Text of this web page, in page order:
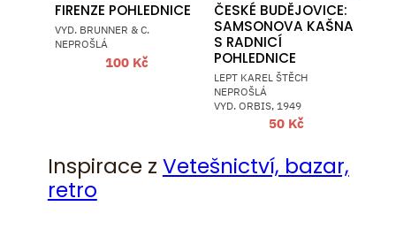
FIRENZE POHLEDNICE
VYD. BRUNNER & C.
NEPROŠLÁ
100 Kč
ČESKÉ BUDĚJOVICE:
SAMSONOVA KAŠNA
S RADNICÍ
POHLEDNICE
LEPT KAREL ŠTĚCH
NEPROŠLÁ
VYD. ORBIS, 1949
50 Kč
Inspirace z Vetešnictví, bazar,
retro